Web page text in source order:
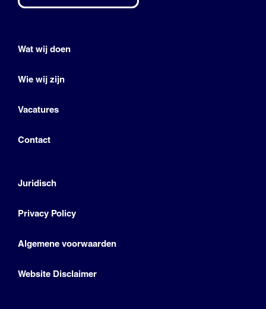
Wat wij doen
Wie wij zijn
Vacatures
Contact
Juridisch
Privacy Policy
Algemene voorwaarden
Website Disclaimer